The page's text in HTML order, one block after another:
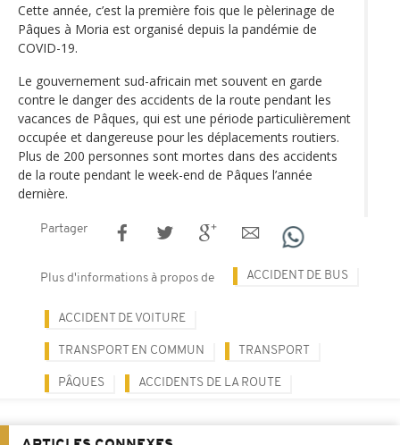
Cette année, c’est la première fois que le pèlerinage de
Pâques à Moria est organisé depuis la pandémie de
COVID-19.
Le gouvernement sud-africain met souvent en garde
contre le danger des accidents de la route pendant les
vacances de Pâques, qui est une période particulièrement
occupée et dangereuse pour les déplacements routiers.
Plus de 200 personnes sont mortes dans des accidents
de la route pendant le week-end de Pâques l’année
dernière.
Partager
Plus d'informations à propos de ACCIDENT DE BUS
ACCIDENT DE VOITURE
TRANSPORT EN COMMUN TRANSPORT
PÂQUES ACCIDENTS DE LA ROUTE